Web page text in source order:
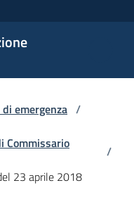
emergenza /
Commissario
/
23 aprile 2018